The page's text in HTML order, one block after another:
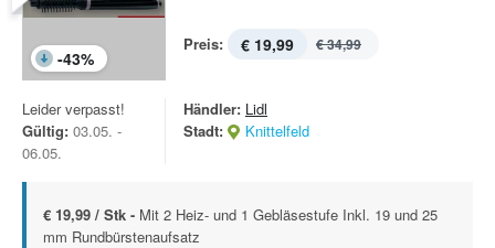
-43%
Preis: € 19,99 € 34,99
Leider verpasst!
Gültig: 03.05. -
06.05.
Händler: Lidl
Stadt:
Knittelfeld
€ 19,99 / Stk - Mit 2 Heiz- und 1 Gebläsestufe Inkl. 19 und 25
mm Rundbürstenaufsatz